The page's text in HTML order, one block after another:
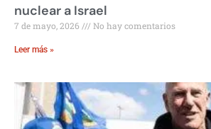
nuclear a Israel
7 de mayo, 2026 No hay comentarios
Leer más »